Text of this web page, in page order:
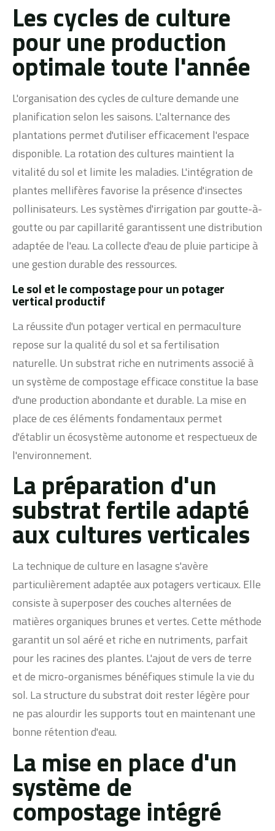
Les cycles de culture
pour une production
optimale toute l'année
L'organisation des cycles de culture demande une
planification selon les saisons. L'alternance des
plantations permet d'utiliser efficacement l'espace
disponible. La rotation des cultures maintient la
vitalité du sol et limite les maladies. L'intégration de
plantes mellifères favorise la présence d'insectes
pollinisateurs. Les systèmes d'irrigation par goutte-à-
goutte ou par capillarité garantissent une distribution
adaptée de l'eau. La collecte d'eau de pluie participe à
une gestion durable des ressources.
Le sol et le compostage pour un potager
vertical productif
La réussite d'un potager vertical en permaculture
repose sur la qualité du sol et sa fertilisation
naturelle. Un substrat riche en nutriments associé à
un système de compostage efficace constitue la base
d'une production abondante et durable. La mise en
place de ces éléments fondamentaux permet
d'établir un écosystème autonome et respectueux de
l'environnement.
La préparation d'un
substrat fertile adapté
aux cultures verticales
La technique de culture en lasagne s'avère
particulièrement adaptée aux potagers verticaux. Elle
consiste à superposer des couches alternées de
matières organiques brunes et vertes. Cette méthode
garantit un sol aéré et riche en nutriments, parfait
pour les racines des plantes. L'ajout de vers de terre
et de micro-organismes bénéfiques stimule la vie du
sol. La structure du substrat doit rester légère pour
ne pas alourdir les supports tout en maintenant une
bonne rétention d'eau.
La mise en place d'un
système de
compostage intégré